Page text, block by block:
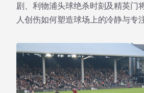
剧、利物浦头球绝杀时刻及精英门
人创伤如何塑造球场上的冷静与专注